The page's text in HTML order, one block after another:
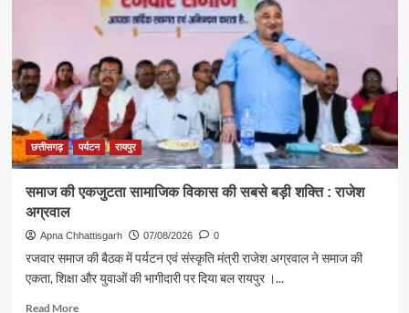
राजेश
अग्रवाल
दिया
स्वदेशी
अपनाने
का
संदेश
छत्तीसगढ़ पर्यटन रायपुर
समाज की एकजुटता सामाजिक विकास की सबसे बड़ी शक्ति : राजेश
अग्रवाल
Apna Chhattisgarh 07/08/2026 0
रजवार समाज की बैठक में पर्यटन एवं संस्कृति मंत्री राजेश अग्रवाल ने समाज की
एकता, शिक्षा और युवाओं की भागीदारी पर दिया बल रायपुर ।...
Read MoreRead